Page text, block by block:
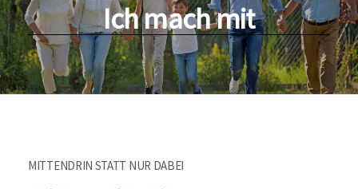
Ich mach mit
MITTENDRIN STATT NUR DABEI